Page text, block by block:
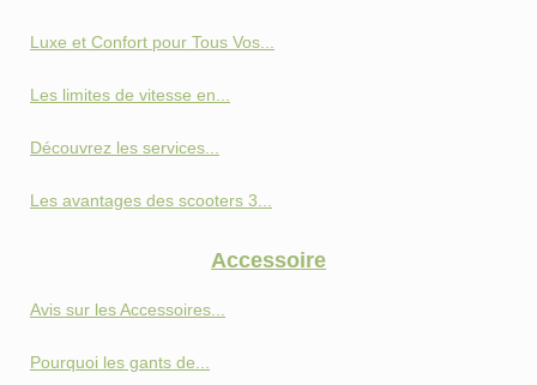
Luxe et Confort pour Tous Vos...
Les limites de vitesse en...
Découvrez les services...
Les avantages des scooters 3...
Accessoire
Avis sur les Accessoires...
Pourquoi les gants de...